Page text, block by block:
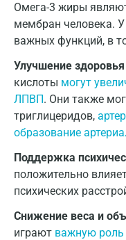
Омега-3 жиры
мембран человека.
важных функций, в
Улучшение
кислоты могут
ЛПВП. Они также
триглицеридов,
образование
Поддержка
положительно
психических
Снижение веса и
играют важную роль
Гатчина
Геленджик
Голубое
Дзержинск
Дзержинский
Долгопрудный
Екатеринбург